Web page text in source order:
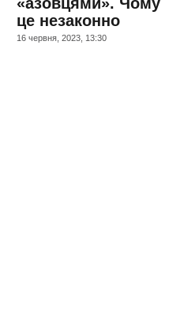
це незаконно
16 червня, 2023, 13:30